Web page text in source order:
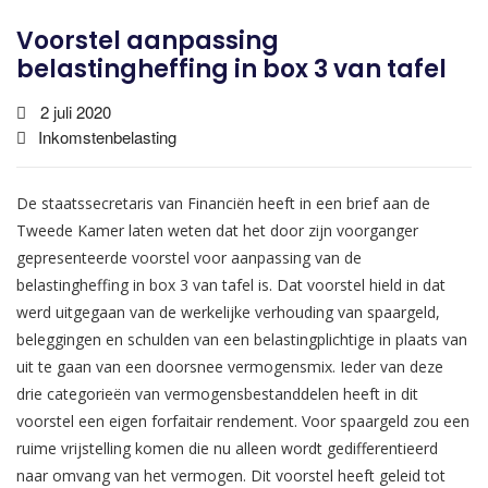
Voorstel aanpassing
belastingheffing in box 3 van tafel
2 juli 2020
Inkomstenbelasting
De staatssecretaris van Financiën heeft in een brief aan de
Tweede Kamer laten weten dat het door zijn voorganger
gepresenteerde voorstel voor aanpassing van de
belastingheffing in box 3 van tafel is. Dat voorstel hield in dat
werd uitgegaan van de werkelijke verhouding van spaargeld,
beleggingen en schulden van een belastingplichtige in plaats van
uit te gaan van een doorsnee vermogensmix. Ieder van deze
drie categorieën van vermogensbestanddelen heeft in dit
voorstel een eigen forfaitair rendement. Voor spaargeld zou een
ruime vrijstelling komen die nu alleen wordt gedifferentieerd
naar omvang van het vermogen. Dit voorstel heeft geleid tot